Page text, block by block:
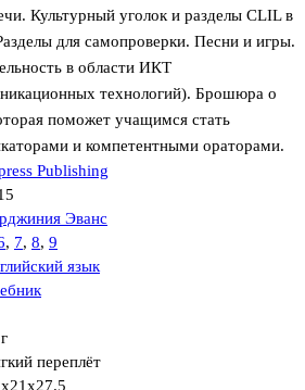
Культурный уголок и разделы CLIL в
для самопроверки. Песни и игры.
в области ИКТ
технологий). Брошюра о
поможет учащимся стать
и компетентными ораторами.
Publishing
Эванс
, 7, 8, 9
язык
переплёт